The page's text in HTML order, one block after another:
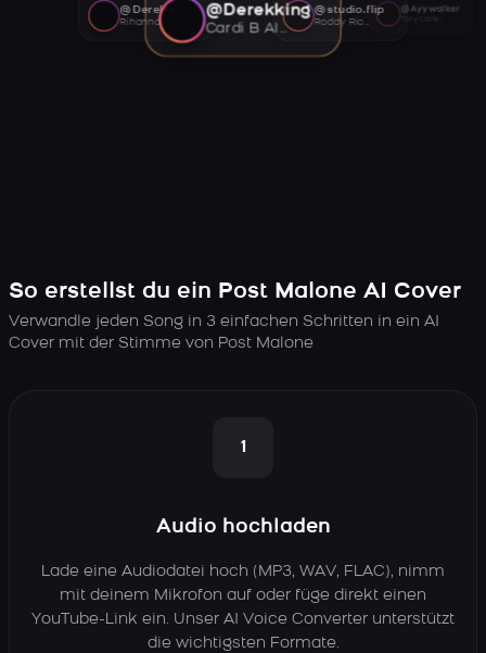
@Derekking
Cardi B AI voice
@studio.flip
Roddy Ricch AI voice
@Ayywalker
@Derekking
Rihanna AI voice
So erstellst du ein Post Malone AI Cover
Verwandle jeden Song in 3 einfachen Schritten in ein AI
Cover mit der Stimme von Post Malone
1
Audio hochladen
Lade eine Audiodatei hoch (MP3, WAV, FLAC), nimm
mit deinem Mikrofon auf oder füge direkt einen
YouTube-Link ein. Unser AI Voice Converter unterstützt
die wichtigsten Formate.